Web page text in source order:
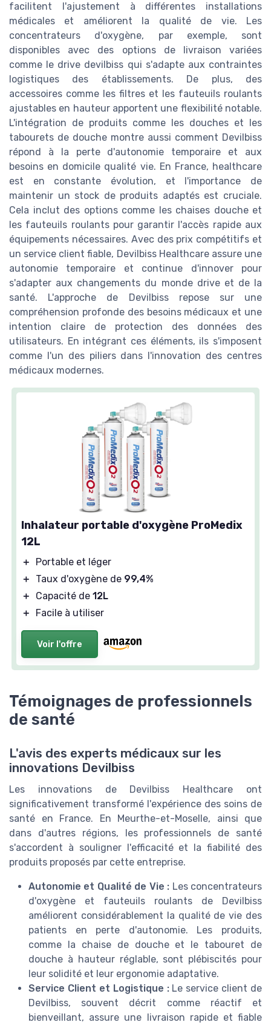
facilitent l'ajustement à différentes installations
médicales et améliorent la qualité de vie. Les
concentrateurs d'oxygène, par exemple, sont
disponibles avec des options de livraison variées
comme le drive devilbiss qui s'adapte aux contraintes
logistiques des établissements. De plus, des
accessoires comme les filtres et les fauteuils roulants
ajustables en hauteur apportent une flexibilité notable.
L'intégration de produits comme les douches et les
tabourets de douche montre aussi comment Devilbiss
répond à la perte d'autonomie temporaire et aux
besoins en domicile qualité vie. En France, healthcare
est en constante évolution, et l'importance de
maintenir un stock de produits adaptés est cruciale.
Cela inclut des options comme les chaises douche et
les fauteuils roulants pour garantir l'accès rapide aux
équipements nécessaires. Avec des prix compétitifs et
un service client fiable, Devilbiss Healthcare assure une
autonomie temporaire et continue d'innover pour
s'adapter aux changements du monde drive et de la
santé. L'approche de Devilbiss repose sur une
compréhension profonde des besoins médicaux et une
intention claire de protection des données des
utilisateurs. En intégrant ces éléments, ils s'imposent
comme l'un des piliers dans l'innovation des centres
médicaux modernes.
Inhalateur portable d'oxygène ProMedix
12L
＋
Portable et léger
＋
Taux d'oxygène de 99,4%
＋
Capacité de 12L
＋
Facile à utiliser
Voir l'offre
Témoignages de professionnels
de santé
L'avis des experts médicaux sur les
innovations Devilbiss
Les innovations de Devilbiss Healthcare ont
significativement transformé l'expérience des soins de
santé en France. En Meurthe-et-Moselle, ainsi que
dans d'autres régions, les professionnels de santé
s'accordent à souligner l'efficacité et la fiabilité des
produits proposés par cette entreprise.
Autonomie et Qualité de Vie : Les concentrateurs
d'oxygène et fauteuils roulants de Devilbiss
améliorent considérablement la qualité de vie des
patients en perte d'autonomie. Les produits,
comme la chaise de douche et le tabouret de
douche à hauteur réglable, sont plébiscités pour
leur solidité et leur ergonomie adaptative.
Service Client et Logistique : Le service client de
Devilbiss, souvent décrit comme réactif et
bienveillant, assure une livraison rapide et fiable